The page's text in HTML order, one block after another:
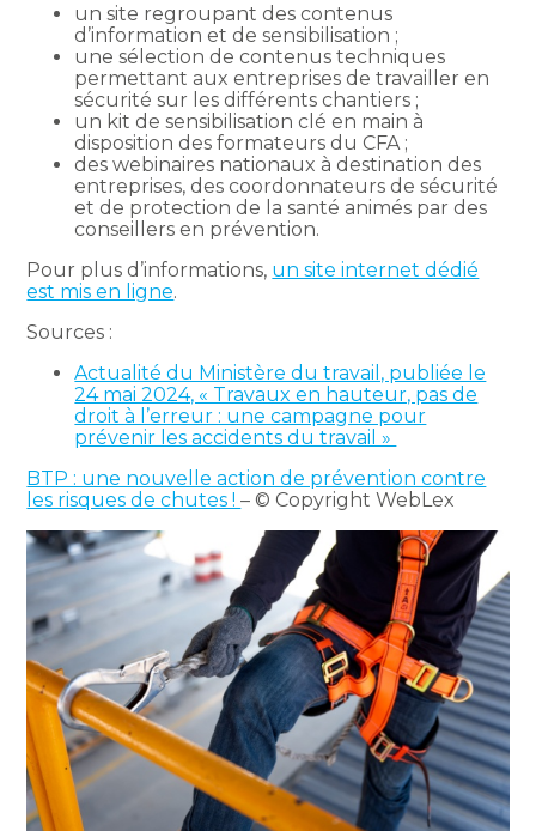
un site regroupant des contenus
d’information et de sensibilisation ;
une sélection de contenus techniques
permettant aux entreprises de travailler en
sécurité sur les différents chantiers ;
un kit de sensibilisation clé en main à
disposition des formateurs du CFA ;
des webinaires nationaux à destination des
entreprises, des coordonnateurs de sécurité
et de protection de la santé animés par des
conseillers en prévention.
Pour plus d’informations, un site internet dédié
est mis en ligne.
Sources :
Actualité du Ministère du travail, publiée le
24 mai 2024, « Travaux en hauteur, pas de
droit à l’erreur : une campagne pour
prévenir les accidents du travail »
BTP : une nouvelle action de prévention contre
les risques de chutes !– © Copyright WebLex